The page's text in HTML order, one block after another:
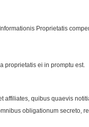
Proprietatis
proprietatis ei in promptu est.
quibus quaevis
obligationum secreto,